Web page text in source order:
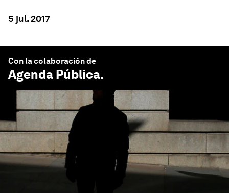
5 jul. 2017
Con la colaboración de
Agenda Pública.